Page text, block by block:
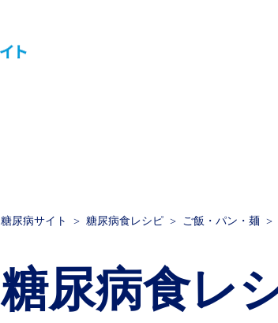
糖尿病サイト 糖尿病食レシピ ご飯・パン・麺
糖尿病食レ